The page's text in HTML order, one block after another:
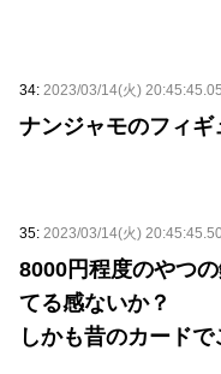
34: 2023/03/14(火) 20:45:45.05
ナンジャモのフィ
35: 2023/03/14(火)
8000円程度のやつ
てる感ないか？
しかも昔のカード